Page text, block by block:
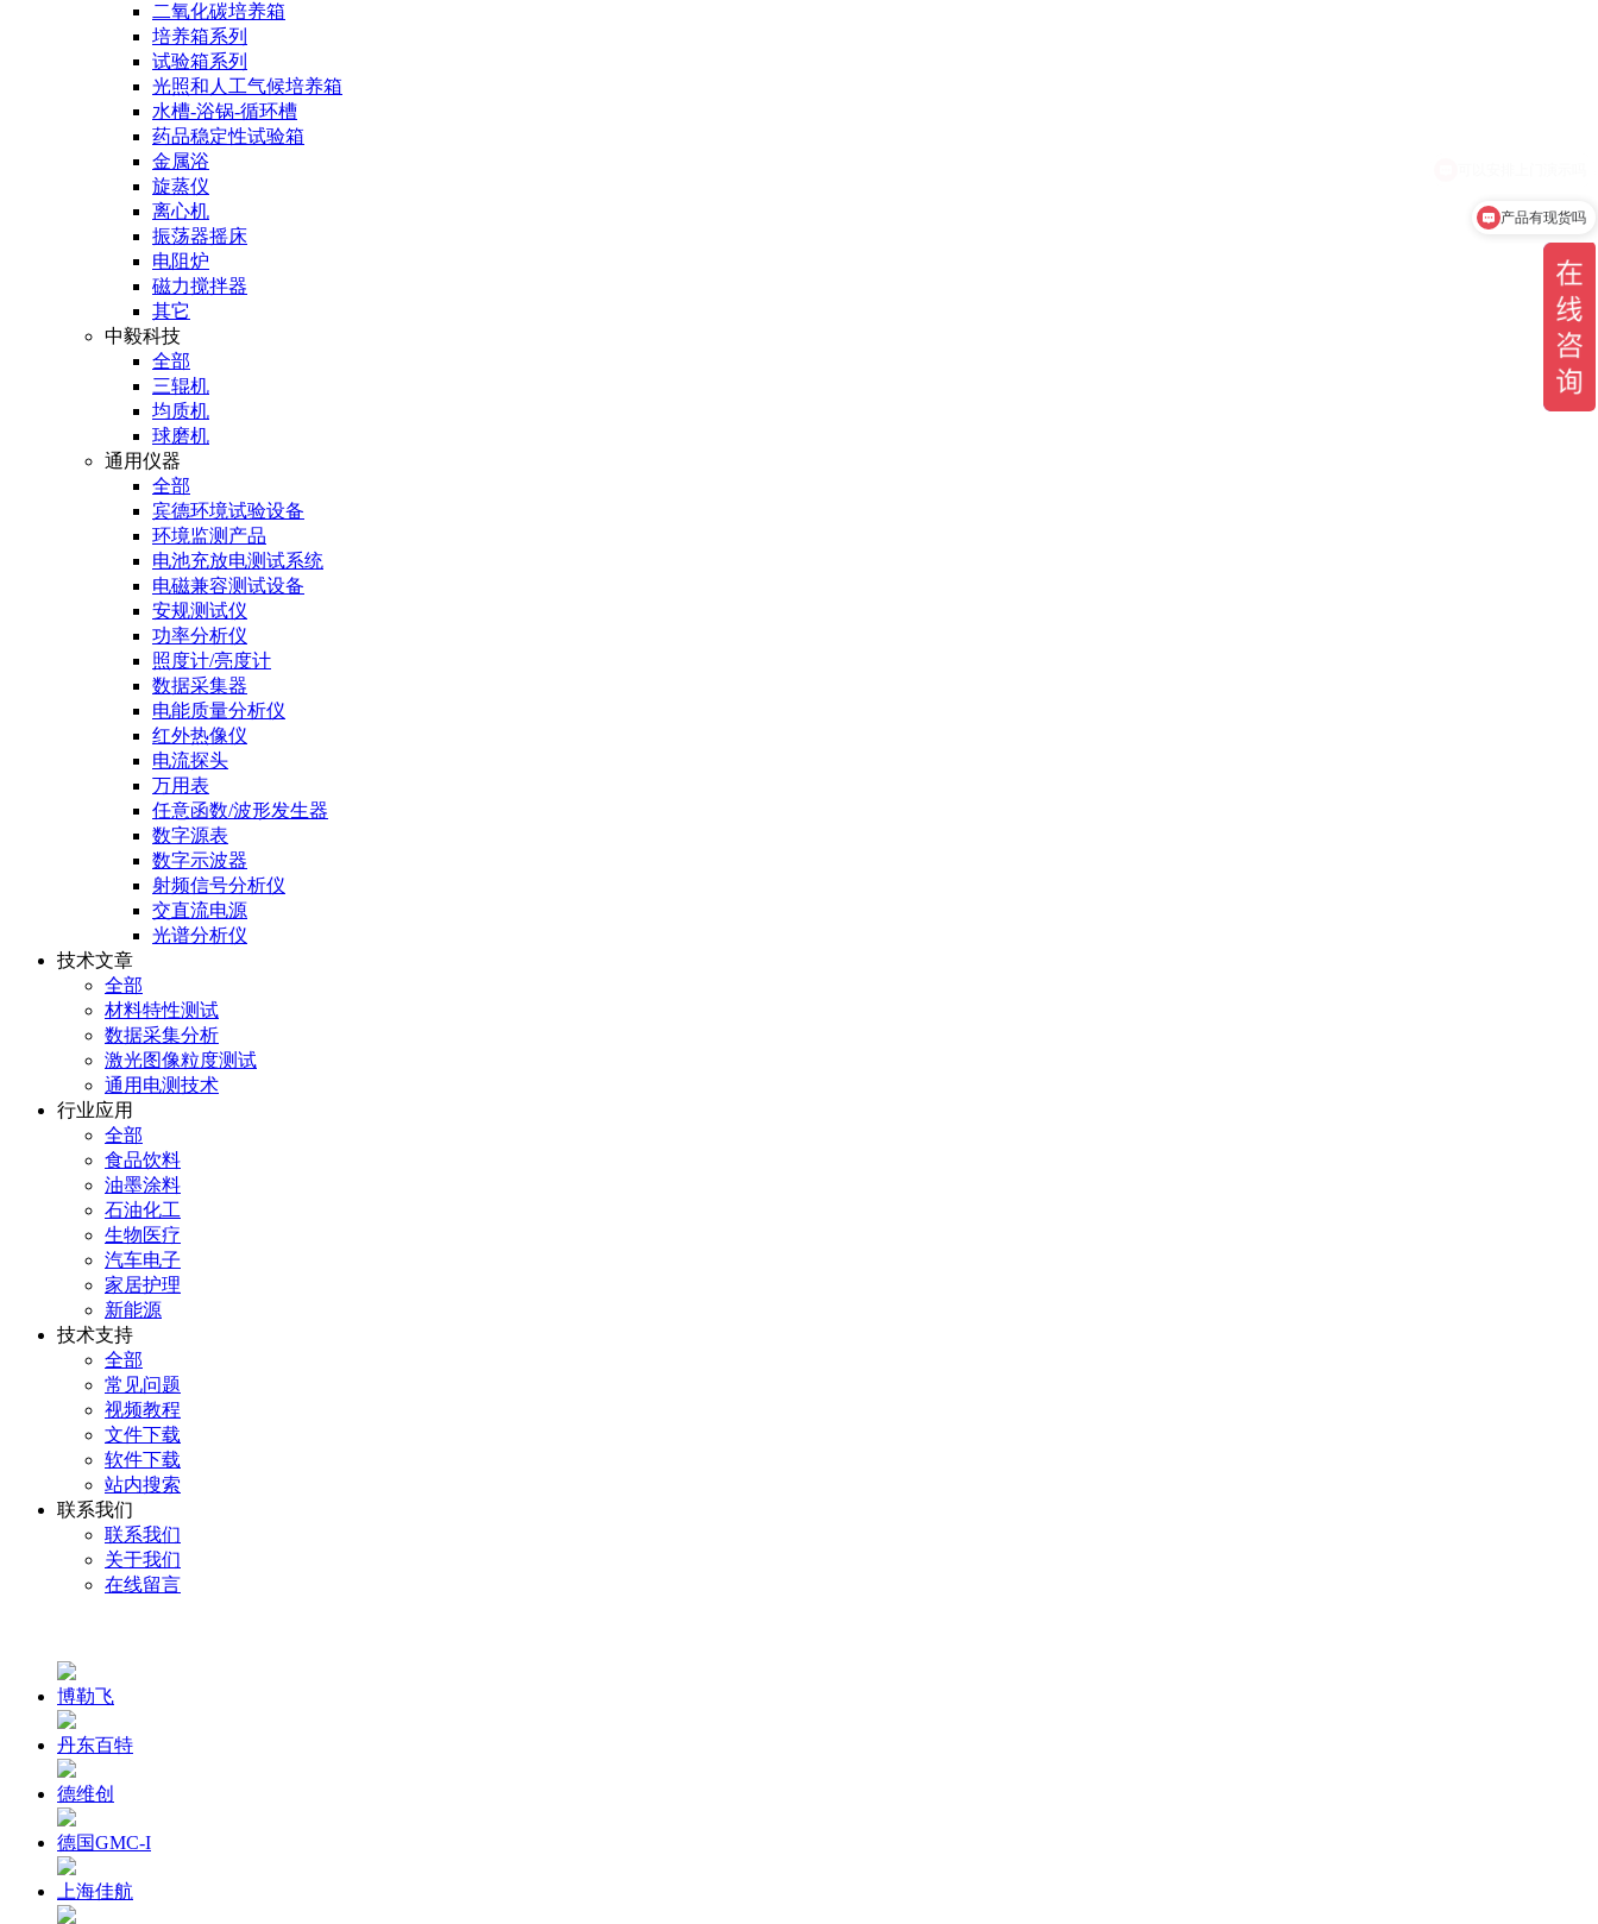
二氧化碳培养箱
培养箱系列
试验箱系列
光照和人工气候培养箱
水槽-浴锅-循环槽
药品稳定性试验箱
金属浴
旋蒸仪
离心机
振荡器摇床
电阻炉
磁力搅拌器
其它
中毅科技
全部
三辊机
均质机
球磨机
通用仪器
全部
宾德环境试验设备
环境监测产品
电池充放电测试系统
电磁兼容测试设备
安规测试仪
功率分析仪
照度计/亮度计
数据采集器
电能质量分析仪
红外热像仪
电流探头
万用表
任意函数/波形发生器
数字源表
数字示波器
射频信号分析仪
交直流电源
光谱分析仪
技术文章
全部
材料特性测试
数据采集分析
激光图像粒度测试
通用电测技术
行业应用
全部
食品饮料
油墨涂料
石油化工
生物医疗
汽车电子
家居护理
新能源
技术支持
全部
常见问题
视频教程
文件下载
软件下载
站内搜索
联系我们
联系我们
关于我们
在线留言
博勒飞
丹东百特
德维创
德国GMC-I
上海佳航
产品有现货吗